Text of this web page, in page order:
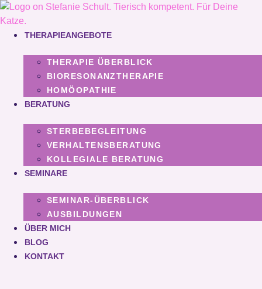
Zum
Inhalt
springenTHERAPIEANGEBOTE
THERAPIE ÜBERBLICK
BIORESONANZTHERAPIE
HOMÖOPATHIE
BERATUNG
STERBEBEGLEITUNG
VERHALTENSBERATUNG
KOLLEGIALE BERATUNG
SEMINARE
SEMINAR-ÜBERBLICK
AUSBILDUNGEN
ÜBER MICH
BLOG
KONTAKT